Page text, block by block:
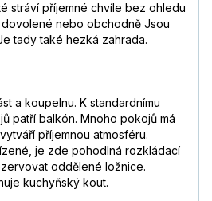
stráví příjemné chvíle bez ohledu
nebo obchodně Jsou
tady také hezká zahrada.
a koupelnu. K standardnímu
patří balkón. Mnoho pokojů má
příjemnou atmosféru.
je zde pohodlná rozkládací
oddělené ložnice.
kuchyňský kout.